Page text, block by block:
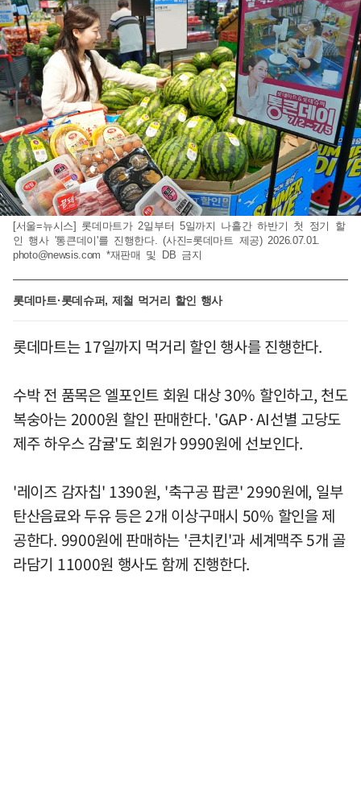
[서울=뉴시스] 롯데마트가 2일부터 5일까지 나흘간 하반기 첫 정기 할
인 행사 '통큰데이'를 진행한다. (사진=롯데마트 제공) 2026.07.01.
photo@newsis.com *재판매 및 DB 금지
롯데마트·롯데슈퍼, 제철 먹거리 할인 행사
롯데마트는 17일까지 먹거리 할인 행사를 진행한다.
수박 전 품목은 엘포인트 회원 대상 30% 할인하고, 천도
복숭아는 2000원 할인 판매한다. 'GAP·AI선별 고당도
제주 하우스 감귤'도 회원가 9990원에 선보인다.
'레이즈 감자칩' 1390원, '축구공 팝콘' 2990원에, 일부
탄산음료와 두유 등은 2개 이상구매시 50% 할인을 제
공한다. 9900원에 판매하는 '큰치킨'과 세계맥주 5개 골
라담기 11000원 행사도 함께 진행한다.